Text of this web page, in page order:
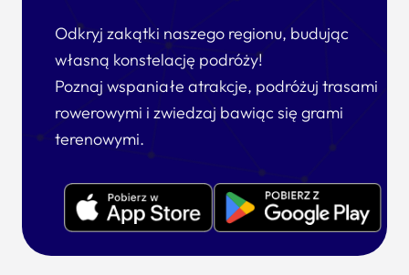
Odkryj zakątki naszego regionu, budując
własną konstelację podróży!
Poznaj wspaniałe atrakcje, podróżuj trasami
rowerowymi i zwiedzaj bawiąc się grami
terenowymi.